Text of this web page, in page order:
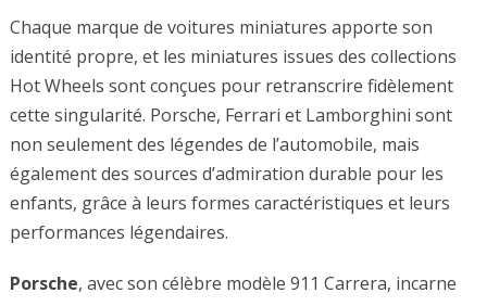
Chaque marque de voitures miniatures apporte son
identité propre, et les miniatures issues des collections
Hot Wheels sont conçues pour retranscrire fidèlement
cette singularité. Porsche, Ferrari et Lamborghini sont
non seulement des légendes de l’automobile, mais
également des sources d’admiration durable pour les
enfants, grâce à leurs formes caractéristiques et leurs
performances légendaires.
Porsche, avec son célèbre modèle 911 Carrera, incarne